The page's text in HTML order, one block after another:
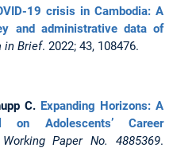
19 crisis in Cambodia: A
and administrative data of
in Brief. 2022; 43, 108476.
C. Expanding Horizons: A
on Adolescents’ Career
Working Paper No. 4885369.